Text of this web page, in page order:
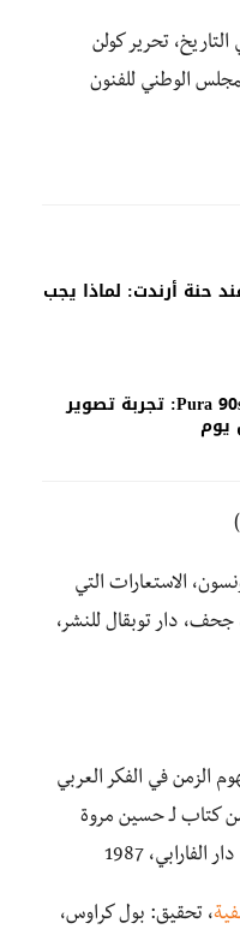
تحرير كولن
الوطني للفنون
حنة أرندت: لماذا يجب
هواوي Pura 90s Pro Max: تجربة تصوير
الاستعارات التي
دار توبقال للنشر،
الزمن في الفكر العربي
كتاب لـ حسين مروة
1987
، تحقيق: بول كراوس،